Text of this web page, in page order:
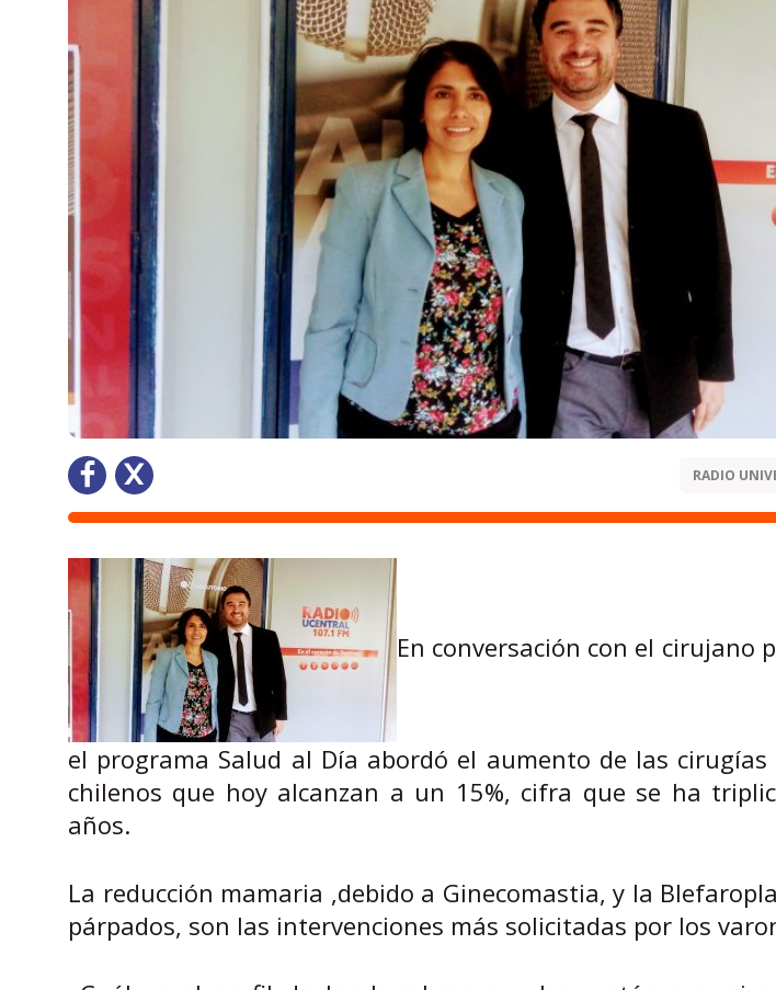
RADIO
En conversación con el cirujano
el programa Salud al Día abordó el aumento de las
chilenos que hoy alcanzan a un 15%, cifra que se ha
años.
La reducción mamaria ,debido a Ginecomastia, y la
párpados, son las intervenciones más solicitadas por los